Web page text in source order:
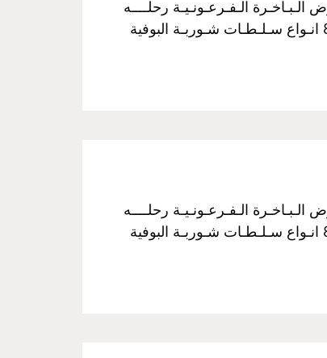
مـتـحـركـة عـرض الـبـاخـرة الـفـرعـونـيـة رحلــــه
الغــــداء سـعـر الـفـرد :350 جـنـيـة مــن الساعـــه 3 عـصراً الـي الـسـاعـــه 5 مـسـاءً غـــداء بـوفـيـة مـفـتـوح 8 انـواع سـلـطـات شـوربـة البوفية
مـتـحـركـة عـرض الـبـاخـرة الـفـرعـونـيـة رحلــــه
الغــــداء سـعـر الـفـرد :350 جـنـيـة مــن الساعـــه 3 عـصراً الـي الـسـاعـــه 5 مـسـاءً غـــداء بـوفـيـة مـفـتـوح 8 انـواع سـلـطـات شـوربـة البوفية